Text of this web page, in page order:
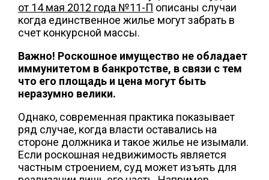
от 14 мая 2012 года №11-П описаны случаи
когда единственное жилье могут забрать в
счет конкурсной массы.
Важно! Роскошное имущество не обладает
иммунитетом в банкротстве, в связи с тем
что его площадь и цена могут быть
неразумно велики.
Однако, современная практика показывает
ряд случае, когда власти оставались на
стороне должника и такое жилье не изымали.
Если роскошная недвижимость является
частным строением, суд может изъять для